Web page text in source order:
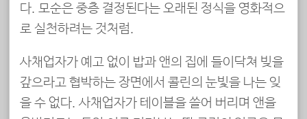
다. 모순은 중층 결정된다는 오래된 정식을 영화적으
로 실천하려는 것처럼.
사채업자가 예고 없이 밥과 앤의 집에 들이닥쳐 빚을
갚으라고 협박하는 장면에서 콜린의 눈빛을 나는 잊
을 수 없다. 사채업자가 테이블을 쓸어 버리며 앤을